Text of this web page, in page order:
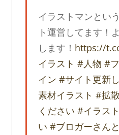
イラストマンとい
ト運営してます！
します！ https://
イラスト #人物 #
イン #サイト更新
素材イラスト #拡
ください #イラス
い #ブロガーさん